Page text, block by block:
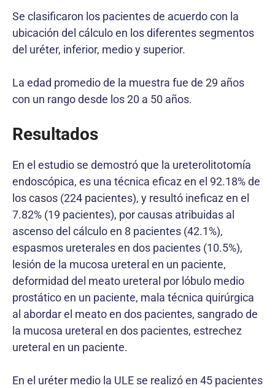
Se clasificaron los pacientes de acuerdo con la
ubicación del cálculo en los diferentes segmentos
del uréter, inferior, medio y superior.
La edad promedio de la muestra fue de 29 años
con un rango desde los 20 a 50 años.
Resultados
En el estudio se demostró que la ureterolitotomía
endoscópica, es una técnica eficaz en el 92.18% de
los casos (224 pacientes), y resultó ineficaz en el
7.82% (19 pacientes), por causas atribuidas al
ascenso del cálculo en 8 pacientes (42.1%),
espasmos ureterales en dos pacientes (10.5%),
lesión de la mucosa ureteral en un paciente,
deformidad del meato ureteral por lóbulo medio
prostático en un paciente, mala técnica quirúrgica
al abordar el meato en dos pacientes, sangrado de
la mucosa ureteral en dos pacientes, estrechez
ureteral en un paciente.
En el uréter medio la ULE se realizó en 45 pacientes